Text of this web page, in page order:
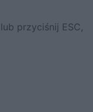
przyciśnij ESC,